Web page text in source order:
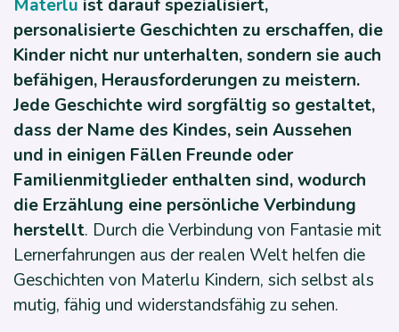
Materlu ist darauf spezialisiert,
personalisierte Geschichten zu erschaffen, die
Kinder nicht nur unterhalten, sondern sie auch
befähigen, Herausforderungen zu meistern.
Jede Geschichte wird sorgfältig so gestaltet,
dass der Name des Kindes, sein Aussehen
und in einigen Fällen Freunde oder
Familienmitglieder enthalten sind, wodurch
die Erzählung eine persönliche Verbindung
herstellt. Durch die Verbindung von Fantasie mit
Lernerfahrungen aus der realen Welt helfen die
Geschichten von Materlu Kindern, sich selbst als
mutig, fähig und widerstandsfähig zu sehen.